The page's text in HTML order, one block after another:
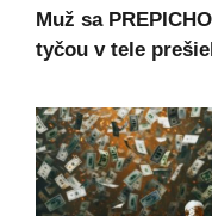
Muž sa
tyčou v tele